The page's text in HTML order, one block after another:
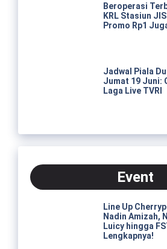
Beroperasi
KRL Stasiun
Promo Rp1
Jadwal Piala
Jumat 19 Juni:
Laga Live TVRI
Event
Line Up
Nadin Amizah,
Luicy hingga
Lengkapnya!